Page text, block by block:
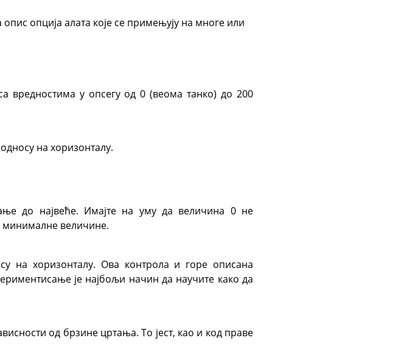
опис опција алата које се примењују на многе или
вредностима у опсегу од 0 (веома танко) до 200
на хоризонталу.
до највеће. Имајте на уму да величина 0 не
минималне величине.
на хоризонталу. Ова контрола и горе описана
је најбољи начин да научите како да
од брзине цртања. То јест, као и код праве